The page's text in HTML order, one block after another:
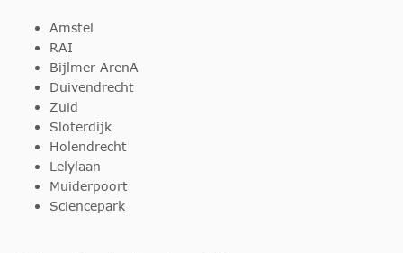
Amstel
RAI
Bijlmer ArenA
Duivendrecht
Zuid
Sloterdijk
Holendrecht
Lelylaan
Muiderpoort
Sciencepark